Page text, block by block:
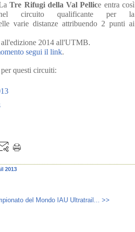
Tre Rifugi della Val Pellice entra così
circuito qualificante per la
varie distanze attribuendo 2 punti ai
all'edizione 2014 all'UTMB.
segui il link.
questi circuiti:
2013
del Mondo IAU Ultratrail... >>